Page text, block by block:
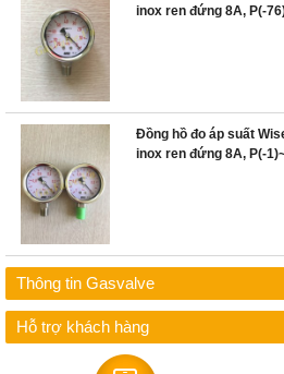
inox ren đứng 8A, P(-
Đồng hồ đo áp suất
inox ren đứng 8A, P(-
Thông tin Gasvalve
Hỗ trợ khách hàng